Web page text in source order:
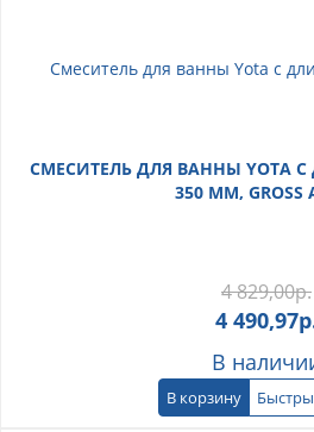
СМЕСИТЕЛЬ ДЛЯ ВАННЫ
350 ММ, GROSS
4 829,00р.
4 490,97
В
В корзину